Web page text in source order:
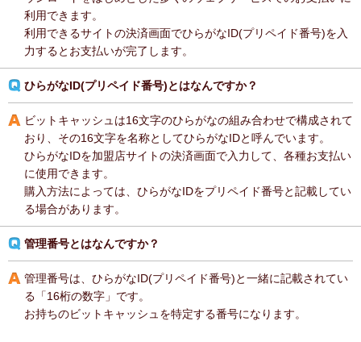
利用できます。
利用できるサイトの決済画面でひらがなID(プリペイド番号)を入
力するとお支払いが完了します。
ひらがなID(プリペイド番号)とはなんですか？
ビットキャッシュは16文字のひらがなの組み合わせで構成されて
おり、その16文字を名称としてひらがなIDと呼んでいます。
ひらがなIDを加盟店サイトの決済画面で入力して、各種お支払い
に使用できます。
購入方法によっては、ひらがなIDをプリペイド番号と記載してい
る場合があります。
管理番号とはなんですか？
管理番号は、ひらがなID(プリペイド番号)と一緒に記載されてい
る「16桁の数字」です。
お持ちのビットキャッシュを特定する番号になります。